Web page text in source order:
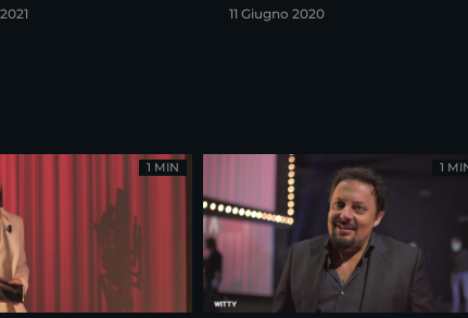
11 Giugno 2020
1 MIN 1